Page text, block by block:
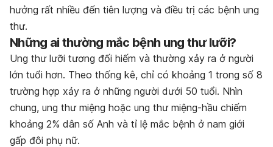
hưởng rất nhiều đến tiên lượng và điều trị các bệnh ung
thư.
Những ai thường mắc bệnh ung thư lưỡi?
Ung thư lưỡi tương đối hiếm và thường xảy ra ở người
lớn tuổi hơn. Theo thống kê, chỉ có khoảng 1 trong số 8
trường hợp xảy ra ở những người dưới 50 tuổi. Nhìn
chung, ung thư miệng hoặc ung thư miệng-hầu chiếm
khoảng 2% dân số Anh và tỉ lệ mắc bệnh ở nam giới
gấp đôi phụ nữ.